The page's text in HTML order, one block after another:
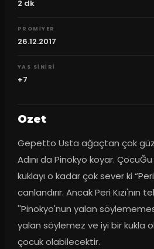
2 dk
PROMIYER
26.12.2017
YAS SINIRI
+7
Ozet
Gepetto Usta ağaçtan çok
Adını da Pinokyo koyar.
kuklayı o kadar çok sever ki “Peri
canlandırır. Ancak Peri Kızı'nın
''Pinokyo'nun yalan
yalan söylemez ve iyi bir kukla
çocuk olabilecektir.